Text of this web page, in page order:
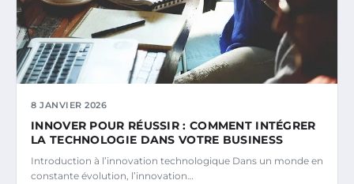
8 JANVIER 2026
INNOVER POUR RÉUSSIR : COMMENT INTÉGRER
LA TECHNOLOGIE DANS VOTRE BUSINESS
Introduction à l’innovation technologique Dans un monde en
constante évolution, l’innovation…